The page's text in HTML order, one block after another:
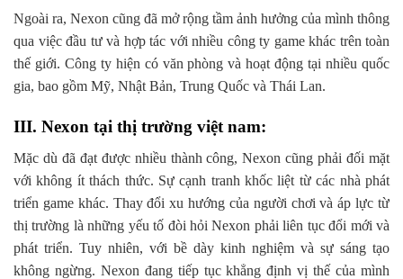
Ngoài ra, Nexon cũng đã mở rộng tầm ảnh hưởng của mình thông
qua việc đầu tư và hợp tác với nhiều công ty game khác trên toàn
thế giới. Công ty hiện có văn phòng và hoạt động tại nhiều quốc
gia, bao gồm Mỹ, Nhật Bản, Trung Quốc và Thái Lan.
III. Nexon tại thị trường việt nam:
Mặc dù đã đạt được nhiều thành công, Nexon cũng phải đối mặt
với không ít thách thức. Sự cạnh tranh khốc liệt từ các nhà phát
triển game khác. Thay đổi xu hướng của người chơi và áp lực từ
thị trường là những yếu tố đòi hỏi Nexon phải liên tục đổi mới và
phát triển. Tuy nhiên, với bề dày kinh nghiệm và sự sáng tạo
không ngừng. Nexon đang tiếp tục khẳng định vị thế của mình